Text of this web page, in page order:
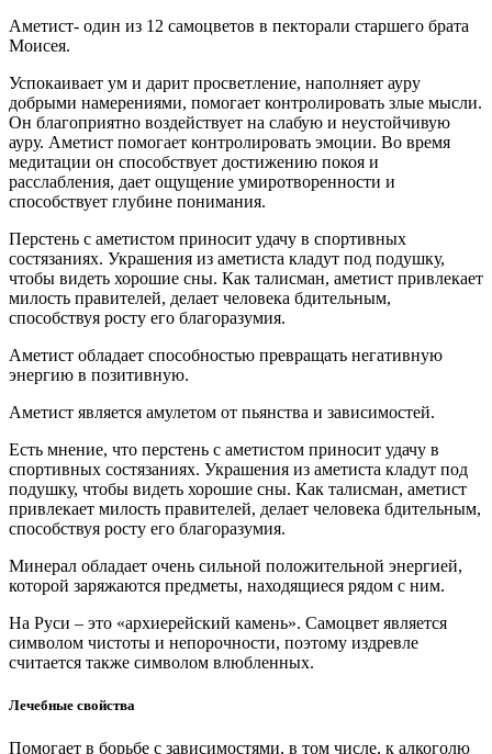
Аметист- один из 12 самоцветов в пекторали старшего брата
Моисея.
Успокаивает ум и дарит просветление, наполняет ауру
добрыми намерениями, помогает контролировать злые мысли.
Он благоприятно воздействует на слабую и неустойчивую
ауру. Аметист помогает контролировать эмоции. Во время
медитации он способствует достижению покоя и
расслабления, дает ощущение умиротворенности и
способствует глубине понимания.
Перстень с аметистом приносит удачу в спортивных
состязаниях. Украшения из аметиста кладут под подушку,
чтобы видеть хорошие сны. Как талисман, аметист привлекает
милость правителей, делает человека бдительным,
способствуя росту его благоразумия.
Аметист обладает способностью превращать негативную
энергию в позитивную.
Аметист является амулетом от пьянства и зависимостей.
Есть мнение, что перстень с аметистом приносит удачу в
спортивных состязаниях. Украшения из аметиста кладут под
подушку, чтобы видеть хорошие сны. Как талисман, аметист
привлекает милость правителей, делает человека бдительным,
способствуя росту его благоразумия.
Минерал обладает очень сильной положительной энергией,
которой заряжаются предметы, находящиеся рядом с ним.
На Руси – это «архиерейский камень». Самоцвет является
символом чистоты и непорочности, поэтому издревле
считается также символом влюбленных.
Лечебные свойства
Помогает в борьбе с зависимостями, в том числе, к алкоголю